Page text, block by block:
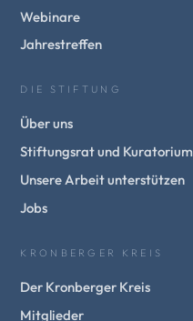
Webinare
Jahrestreffen
DIE STIFTUNG
Über uns
Stiftungsrat und Kuratorium
Unsere Arbeit unterstützen
Jobs
KRONBERGER KREIS
Der Kronberger Kreis
Mitglieder